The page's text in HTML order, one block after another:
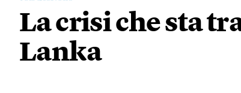
La crisi che sta
Lanka